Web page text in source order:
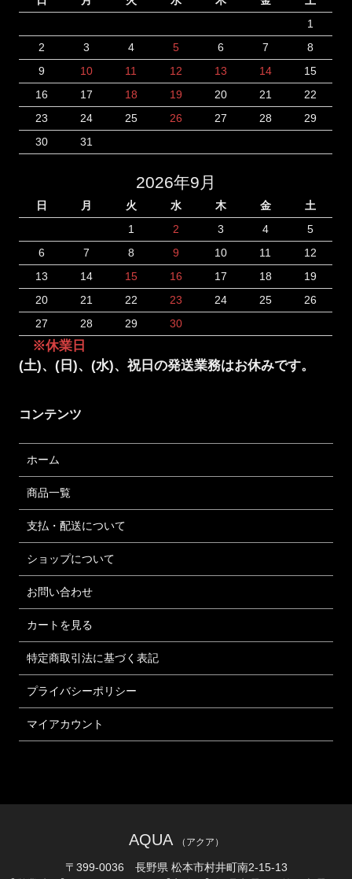
1
2
3 4 5 6 7
8
9
10 11 12 13 14
15
16
17 18 19 20 21
22
23
24 25 26 27 28
29
30
31
2026年9月
日 月 火 水 木 金
土
1
2 3 4
5
6
7 8 9 10 11
12
13
14 15 16 17 18
19
20
21 22 23 24 25
26
27
28 29 30
※休業日
(土)、(日)、(水)、祝日の発送業務はお休みです。
コンテンツ
ホーム
商品一覧
支払・配送について
ショップについて
お問い合わせ
カートを見る
特定商取引法に基づく表記
プライバシーポリシー
マイアカウント
AQUA （アクア）
〒399-0036 長野県 松本市村井町南2-15-13